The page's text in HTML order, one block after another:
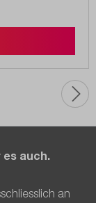
es auch.
an